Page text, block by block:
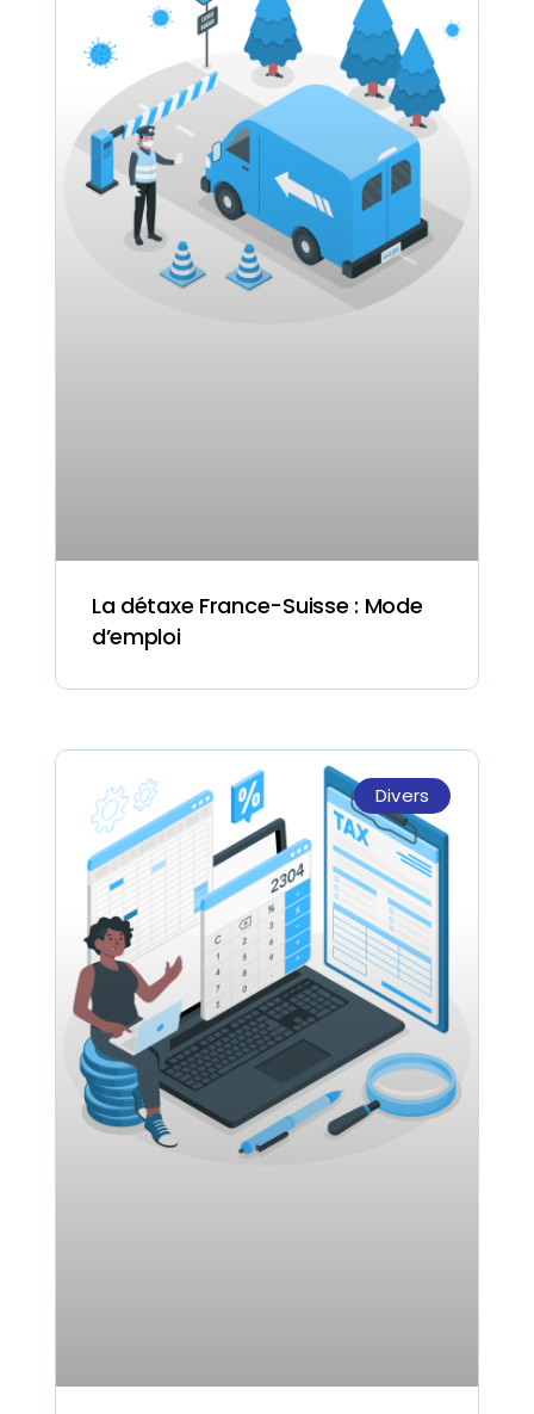
La détaxe France-Suisse : Mode
d’emploi
Divers